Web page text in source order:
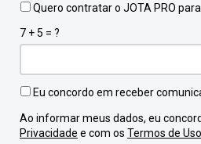
Quero contratar o JOTA PRO
7 + 5 = ?
Eu concordo em receber
Ao informar meus dados, eu
Privacidade e com os Termos de Uso